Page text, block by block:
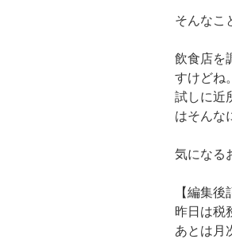
そんなこ
飲食店を
すけどね
試しに近
はそんな
気になる
【編集後
昨日は税
あとは月